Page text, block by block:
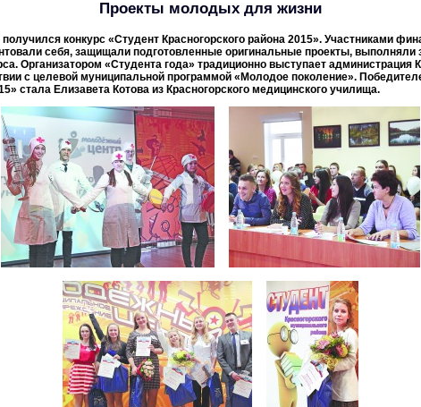
Проекты молодых для жизни
конкурс «Студент Красногорского района 2015». Участниками
себя, защищали подготовленные оригинальные проекты, выполняли
Организатором «Студента года» традиционно выступает администрация
с целевой муниципальной программой «Молодое поколение».
стала Елизавета Котова из Красногорского медицинского училища.